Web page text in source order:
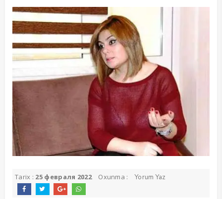
Tarix : 25 февраля 2022 Oxunma : Yorum Yaz